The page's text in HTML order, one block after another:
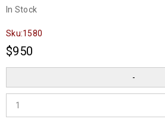
In Stock
Sku:1580
$950